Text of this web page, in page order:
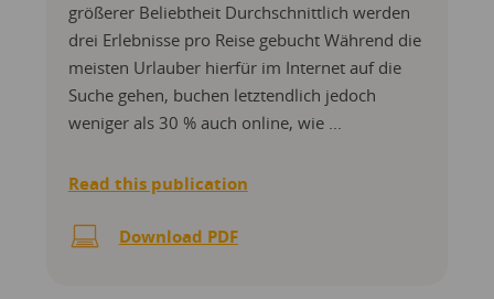
größerer Beliebtheit Durchschnittlich werden
drei Erlebnisse pro Reise gebucht Während die
meisten Urlauber hierfür im Internet auf die
Suche gehen, buchen letztendlich jedoch
weniger als 30 % auch online, wie ...
Read this publication
Download PDF